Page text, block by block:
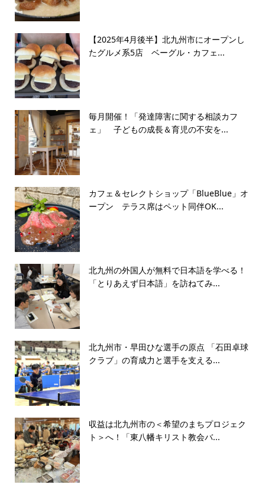
【2025年4月後半】北九州市にオープンし
たグルメ系5店 ベーグル・カフェ...
毎月開催！「発達障害に関する相談カフ
ェ」 子どもの成長＆育児の不安を...
カフェ＆セレクトショップ「BlueBlue」オ
ープン テラス席はペット同伴OK...
北九州の外国人が無料で日本語を学べる！
「とりあえず日本語」を訪ねてみ...
北九州市・早田ひな選手の原点 「石田卓球
クラブ」の育成力と選手を支える...
収益は北九州市の＜希望のまちプロジェク
ト＞へ！「東八幡キリスト教会バ...